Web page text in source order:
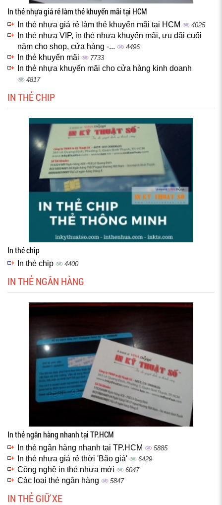
In thẻ nhựa giá rẻ làm thẻ khuyến mãi tại HCM
In thẻ nhựa giá rẻ làm thẻ khuyến mãi tại HCM 4025
In thẻ nhựa VIP, in thẻ nhựa khuyến mãi, ưu đãi cuối
năm cho shop, cửa hàng -...
4496
In thẻ khuyến mãi 7733
In thẻ nhựa khuyến mãi cho cửa hàng kinh doanh
4817
IN THẺ CHIP
In thẻ chip
In thẻ chip 4400
IN THẺ NGÂN HÀNG
In thẻ ngân hàng nhanh tại TP.HCM
In thẻ ngân hàng nhanh tại TP.HCM 5885
In thẻ nhựa giá rẻ thời 'Bão giá' 6429
Công nghệ in thẻ nhựa mới 6047
Các loại thẻ ngân hàng 5847
IN THẺ GIỮ XE